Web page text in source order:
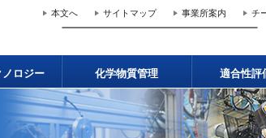
本文へ サイトマップ 事業所案内 チ
ロジー 化学物質管理 適合性評